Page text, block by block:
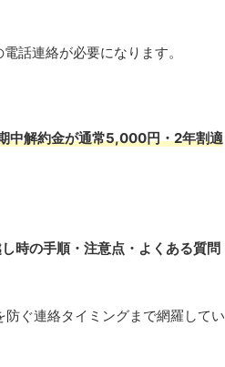
話連絡が必要になります。
中解約金が通常5,000円・2年割適
時の手順・注意点・よくある質問
ぐ連絡タイミングまで網羅してい